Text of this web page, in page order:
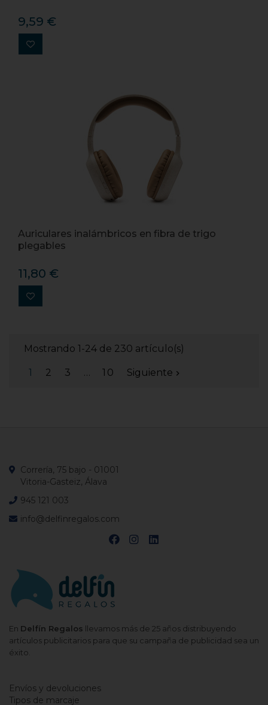
9,59 €
Auriculares inalámbricos en fibra de trigo
plegables
11,80 €
Mostrando 1-24 de 230 artículo(s)
1 2 3 … 10 Siguiente 
En Delfín Regalos llevamos más de 25 años distribuyendo
artículos publicitarios para que su campaña de publicidad sea un
éxito.
Correría, 75 bajo - 01001
Vitoria-Gasteiz, Álava
945 121 003
info@delfinregalos.com
Envíos y devoluciones
Tipos de marcaje